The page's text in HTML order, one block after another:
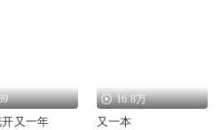
又一年
16.8万
又一本